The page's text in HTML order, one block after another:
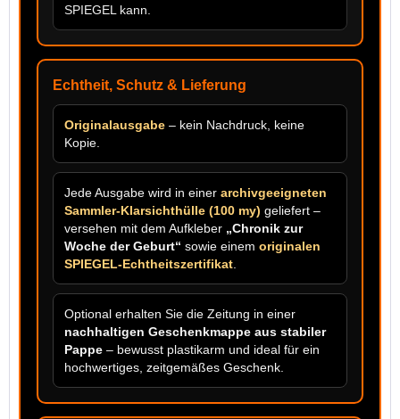
SPIEGEL kann.
Echtheit, Schutz & Lieferung
Originalausgabe – kein Nachdruck, keine
Kopie.
Jede Ausgabe wird in einer archivgeeigneten
Sammler-Klarsichthülle (100 my) geliefert –
versehen mit dem Aufkleber „Chronik zur
Woche der Geburt“ sowie einem originalen
SPIEGEL-Echtheitszertifikat
Optional erhalten Sie die Zeitung in einer
nachhaltigen Geschenkmappe aus stabiler
Pappe – bewusst plastikarm und ideal für ein
hochwertiges, zeitgemäßes Geschenk.